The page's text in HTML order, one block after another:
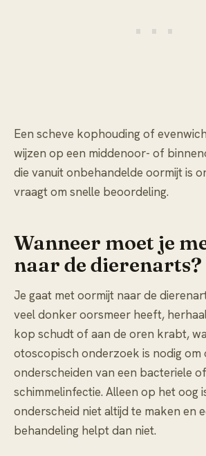
Een scheve kophouding of
wijzen op een middenoor- of
die vanuit onbehandelde oormijt is
vraagt om snelle beoordeling.
Wanneer moet je
naar de dierenarts?
Je gaat met oormijt naar de
veel donker oorsmeer heeft,
kop schudt of aan de oren krabt,
otoscopisch onderzoek is nodig om
onderscheiden van een bacteriele of
schimmelinfectie. Alleen op het oog
onderscheid niet altijd te maken en
behandeling helpt dan niet.